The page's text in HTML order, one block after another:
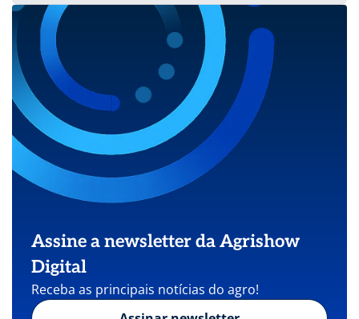
Assine a newsletter da Agrishow
Digital
Receba as principais notícias do agro!